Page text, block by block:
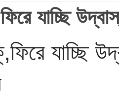
যাচ্ছি
যাচ্ছি